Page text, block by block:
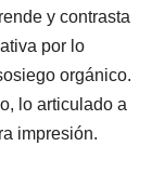
y contrasta
por lo
orgánico.
lo articulado a
impresión.